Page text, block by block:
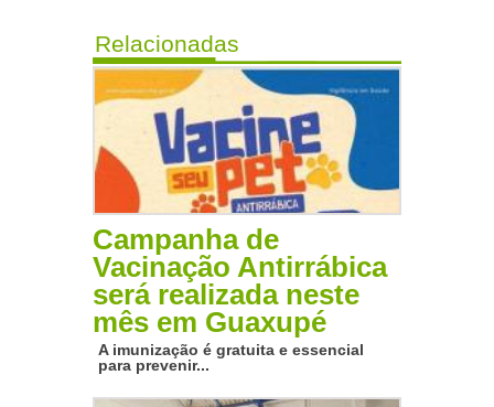
Relacionadas
Campanha de
Vacinação Antirrábica
será realizada neste
mês em Guaxupé
A imunização é gratuita e essencial
para prevenir...